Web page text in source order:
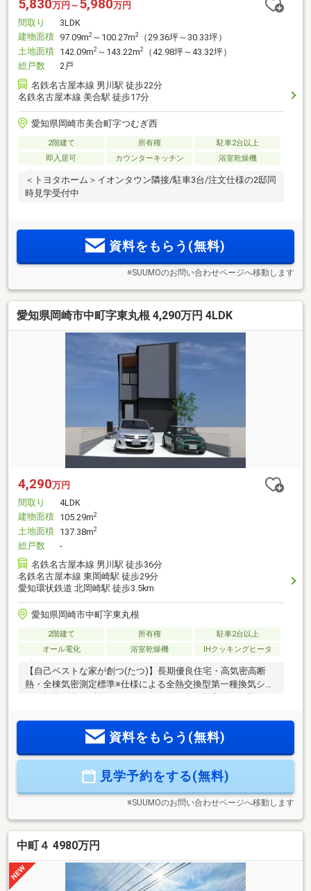
5,830万円～ 5,980万円
間取り
3LDK
建物面積 97.09m2 ～100.27m2
（29.36坪～30.33坪）
土地面積 142.09m2 ～143.22m2
（42.98坪～43.32坪）
総戸数
2戸
名鉄名古屋本線 男川駅 徒歩22分
名鉄名古屋本線 美合駅 徒歩17分
愛知県岡崎市美合町字つむぎ西
2階建て 所有権
駐車2台以上
即入居可
カウンターキッチン 浴室乾燥機
＜トヨタホーム＞イオンタウン隣接/駐車3台/注文仕様の2邸同
時見学受付中
資料をもらう(無料)
※SUUMOのお問い合わせページへ移動します
愛知県岡崎市中町字東丸根 4,290万円 4LDK
4,290万円
間取り
4LDK
建物面積 105.29m2
土地面積 137.38m2
総戸数
-
名鉄名古屋本線 男川駅 徒歩36分
名鉄名古屋本線 東岡崎駅 徒歩29分
愛知環状鉄道 北岡崎駅 徒歩3.5km
愛知県岡崎市中町字東丸根
2階建て 所有権
駐車2台以上
オール電化
浴室乾燥機 IHクッキングヒータ
【自己ベストな家が創つ(たつ)】長期優良住宅・高気密高断
熱・全棟気密測定標準※仕様による全熱交換型第一種換気シス
お選びいただけます。(有償)【ナカジツの分譲住宅】■家事ラ
ク動線：水回りを集め家事動線を意識した間取り。家事をす
限必要な法定点検に比べ、約4.5倍の時間をかけてチェックす
る事により安定して高品質住宅を提供。
資料をもらう(無料)
見学予約をする(無料)
※SUUMOのお問い合わせページへ移動します
中町４ 4980万円